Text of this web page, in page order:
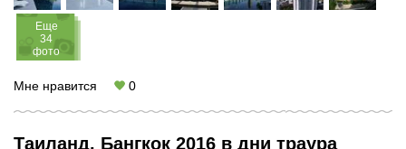
Eще
34
фото
Мне нравится 0
Таиланд. Бангкок 2016 в дни траура